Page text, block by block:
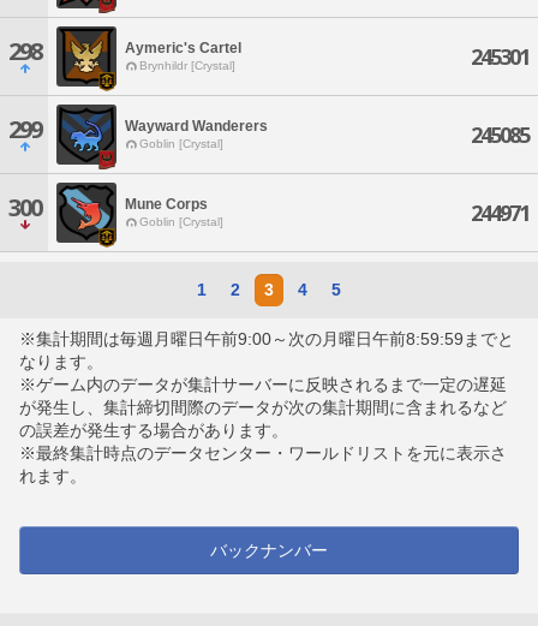
298 Aymeric's Cartel
Brynhildr [Crystal] 245301
299 Wayward Wanderers
Goblin [Crystal] 245085
300 Mune Corps
Goblin [Crystal] 244971
1 2 3 4 5
※集計期間は毎週月曜日午前9:00～次の月曜日午前8:59:59までと
なります。
※ゲーム内のデータが集計サーバーに反映されるまで一定の遅延
が発生し、集計締切間際のデータが次の集計期間に含まれるなど
の誤差が発生する場合があります。
※最終集計時点のデータセンター・ワールドリストを元に表示さ
れます。
バックナンバー